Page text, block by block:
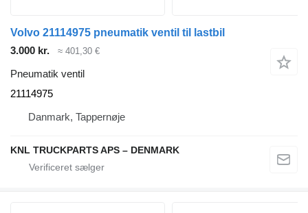
Volvo 21114975 pneumatik ventil til lastbil
3.000 kr.
≈ 401,30 €
Pneumatik ventil
21114975
Danmark, Tappernøje
KNL TRUCKPARTS APS – DENMARK